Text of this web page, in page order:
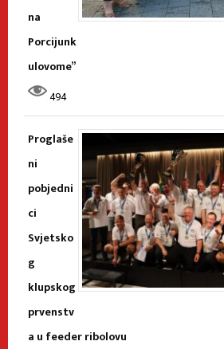
na
Porcijunk
ulovome”
494
Proglaše
ni
pobjedni
ci
Svjetsko
g
klupskog
prvenstv
a u feeder ribolovu